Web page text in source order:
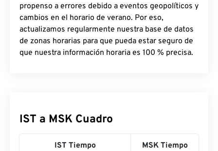
propenso a errores debido a eventos geopolíticos y
cambios en el horario de verano. Por eso,
actualizamos regularmente nuestra base de datos
de zonas horarias para que pueda estar seguro de
que nuestra información horaria es 100 % precisa.
IST a MSK Cuadro
IST Tiempo MSK Tiempo